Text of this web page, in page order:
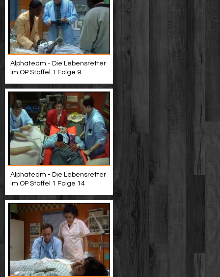
Alphateam - Die Lebensretter
im OP Staffel 1 Folge 9
Alphateam - Die Lebensretter
im OP Staffel 1 Folge 14